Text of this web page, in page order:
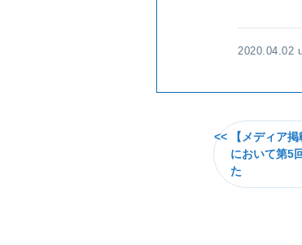
2020.04.02
【メディア
において第5
た